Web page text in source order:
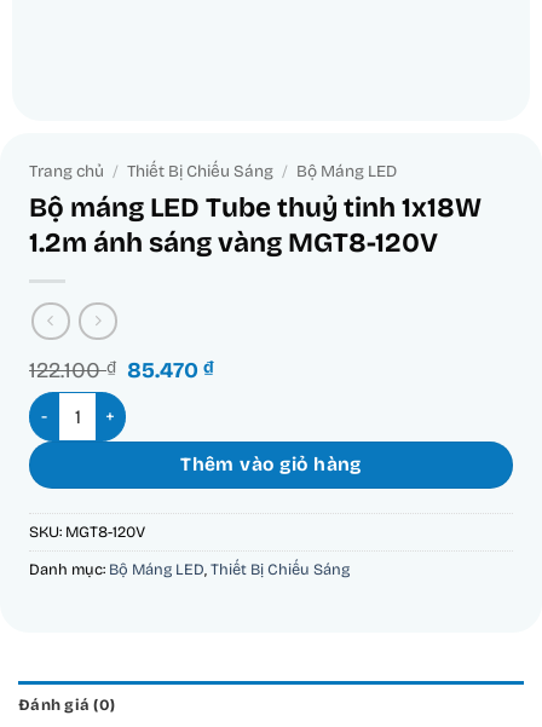
Trang chủ / Thiết Bị Chiếu Sáng / Bộ Máng LED
Bộ máng LED Tube thuỷ tinh 1x18W
1.2m ánh sáng vàng MGT8-120V
122.100₫ Giá
122.100 ₫.
85.470₫Giá
là:
85.470 ₫.
Bộ máng LED Tube thuỷ tinh 1x18W 1.2m ánh sáng vàng
Thêm vào giỏ hàng
SKU: MGT8-120V
Danh mục: Bộ Máng LED, Thiết Bị Chiếu Sáng
Đánh giá (0)